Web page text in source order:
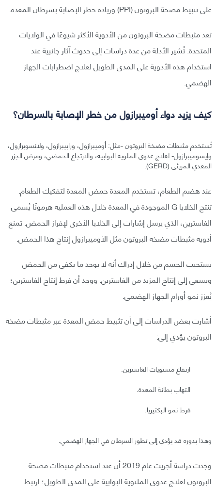
على تثبيط مضخة البروتون (PPI) وزيادة خطر الإصابة بسرطان المعدة.
تعد مثبطات مضخة البروتون من الأدوية الأكثر شيوعًا في الولايات
المتحدة. تُشير الأدلة من عدة دراسات إلى حدوث آثار جانبية عند
استخدام هذه الأدوية على المدى الطويل لعلاج اضطرابات الجهاز
الهضمي.
كيف يزيد دواء أوميبرازول من خطر الإصابة بالسرطان؟
تُستخدم مثبطات مضخة البروتون -مثل: أوميبرازول، ورابيبرازول، ولانسوبرازول،
وإيسوميبرازول- لعلاج عدوى الملوية البوابية، والارتجاع الحمضي، ومرض الجزر
المعدي المريئي (GERD).
عند هضم الطعام، تستخدم المعدة حمض المعدة لتفكيك الطعام.
تنتج الخلايا G الموجودة في المعدة خلال هذه العملية هرمونًا يُسمى
الغاسترين، الذي يرسل إشارات إلى الخلايا الأخرى لإفراز الحمض. تمنع
أدوية مثبطات مضخة البروتون مثل الأوميبرازول إنتاج هذا الحمض.
يستجيب الجسم من خلال إدراك أنه لا يوجد ما يكفي من الحمض
ويسعى إلى إنتاج المزيد من الغاسترين. ووجد أن فرط إنتاج الغاسترين؛
يُعزز نمو أورام الجهاز الهضمي.
أشارت بعض الدراسات إلى أن تثبيط حمض المعدة عبر مثبطات مضخة
البروتون يؤدي إلى:
ارتفاع مستويات الغاسترين.
التهاب بطانة المعدة.
فرط نمو البكتيريا.
وهذا بدوره قد يؤدي إلى تطور السرطان في الجهاز الهضمي.
وجدت دراسة أجريت عام 2019 أن عند استخدام مثبطات مضخة
البروتون لعلاج عدوى الملتوية البوابية على المدى الطويل؛ ارتبط